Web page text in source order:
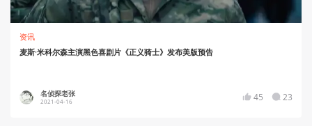
资讯
麦斯·米科尔森主演黑色喜剧片《正义骑士》发布美版预告
名侦探老张
2021-04-16 45 23